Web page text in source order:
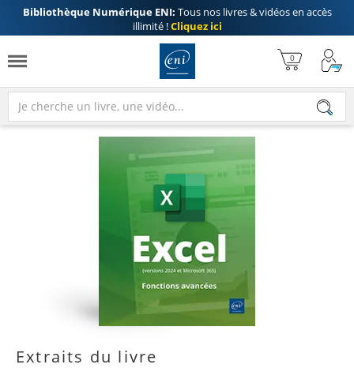
Bibliothèque Numérique ENI: Tous nos livres & vidéos en accès
illimité !Cliquez ici
Extraits du livre